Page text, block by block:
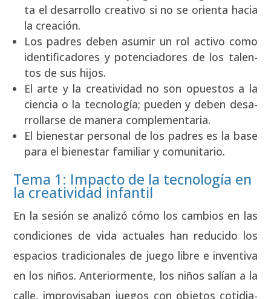
ta el desa­rro­llo crea­ti­vo si no se orien­ta hacia
la crea­ción.
Los padres deben asu­mir un rol acti­vo como
iden­ti­fi­ca­do­res y poten­cia­do­res de los talen­
tos de sus hijos.
El arte y la crea­ti­vi­dad no son opues­tos a la
cien­cia o la tec­no­lo­gía; pue­den y deben desa­
rro­llar­se de mane­ra com­ple­men­ta­ria.
El bien­es­tar per­so­nal de los padres es la base
para el bien­es­tar fami­liar y comu­ni­ta­rio.
Tema 1: Impacto de la tecnología en
la creatividad infantil
En la sesión se ana­li­zó cómo los cam­bios en las
con­di­cio­nes de vida actua­les han redu­ci­do los
espa­cios tra­di­cio­na­les de jue­go libre e inven­ti­va
en los niños. Ante­rior­men­te, los niños salían a la
calle, impro­vi­sa­ban jue­gos con obje­tos coti­dia­